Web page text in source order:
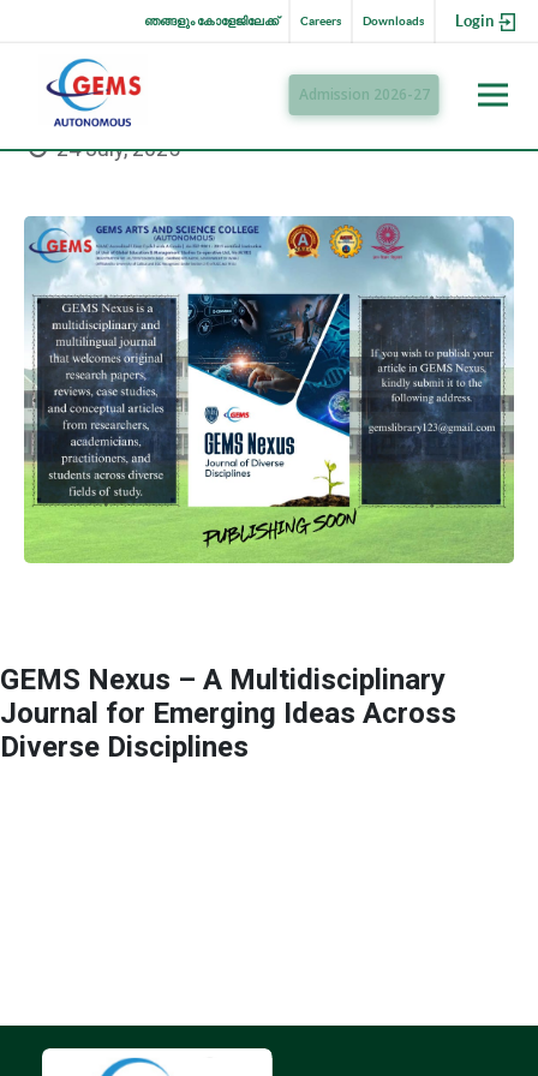
Login
Downloads
Careers
ഞങ്ങളും കോളേജിലേക്ക്
Admission 2026-27
GEMS Nexus – A Multidisciplinary
Journal for Emerging Ideas Across
Diverse Disciplines
24 July, 2025